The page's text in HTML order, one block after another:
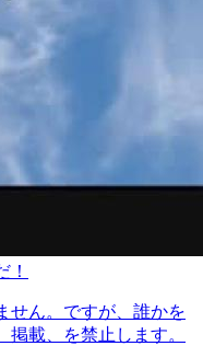
！
せん。ですが、誰かを
載、を禁止します。